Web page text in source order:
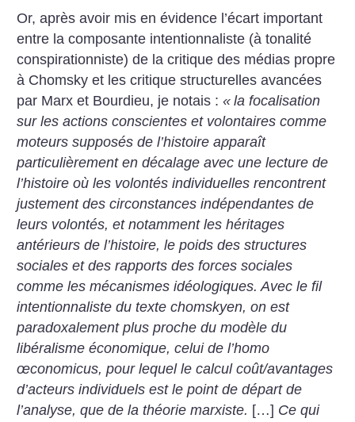
Or, après avoir mis en évidence l’écart important
entre la composante intentionnaliste (à tonalité
conspirationniste) de la critique des médias propre
à Chomsky et les critique structurelles avancées
par Marx et Bourdieu, je notais :« la focalisation
sur les actions conscientes et volontaires comme
moteurs supposés de l’histoire apparaît
particulièrement en décalage avec une lecture de
l’histoire où les volontés individuelles rencontrent
justement des circonstances indépendantes de
leurs volontés, et notamment les héritages
antérieurs de l’histoire, le poids des structures
sociales et des rapports des forces sociales
comme les mécanismes idéologiques. Avec le fil
intentionnaliste du texte chomskyen, on est
paradoxalement plus proche du modèle du
libéralisme économique, celui de l’homo
œconomicus, pour lequel le calcul coût/avantages
d’acteurs individuels est le point de départ de
l’analyse, que de la théorie marxiste. […] Ce qui